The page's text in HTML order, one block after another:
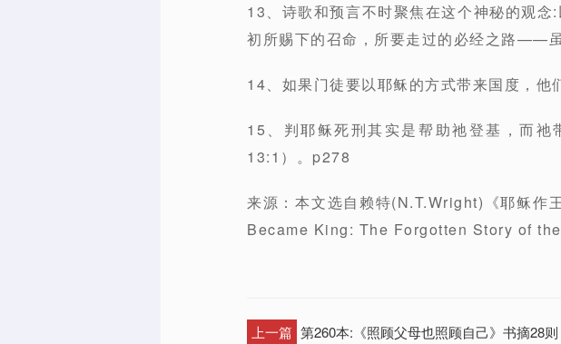
13、诗歌和预言不时聚焦在这个神秘的观
初所赐下的召命，所要走过的必经之路——
14、如果门徒要以耶稣的方式带来国度，他
15、判耶稣死刑其实是帮助祂登基，而
13:1）。p278
来源：本文选自赖特(N.T.Wright)《耶稣作
Became King: The Forgotten Story of the
上一篇 第260本:《照顾父母也照顾自己》书摘28则